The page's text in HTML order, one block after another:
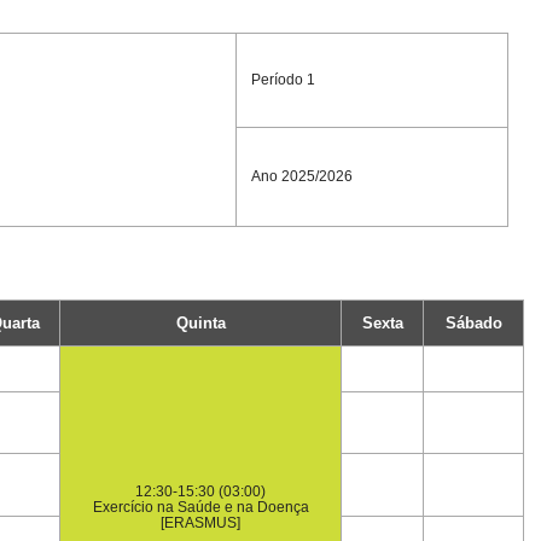
Período 1
Ano 2025/2026
Quinta Sexta Sábado
12:30-15:30 (03:00)
Exercício na Saúde e na Doença
[ERASMUS]